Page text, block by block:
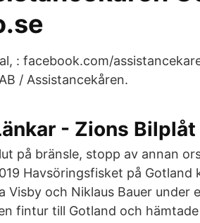
: facebook.com/
/ Assistancekåren.
- Zions Bilplåt
på bränsle, stopp av annan
Havsöringsfisket på Gotland
Visby och Niklaus Bauer under
fintur till Gotland och